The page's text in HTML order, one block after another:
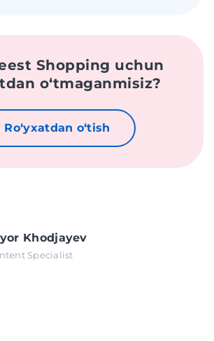
Shopping uchun
oʻtmaganmisiz?
Roʻyxatdan oʻtish
Khodjayev
Specialist